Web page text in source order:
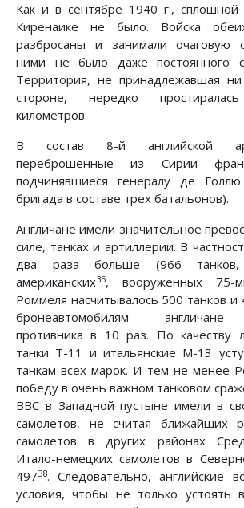
Как и в сентябре 1940 г.,
Киренаике не было. Войска
разбросаны и занимали очаговую
ними не было даже постоянного
Территория, не принадлежавшая
стороне, нередко
километров.
В состав 8-й английской
переброшенные из Сирии
подчинявшиеся генералу де
бригада в составе трех батальонов).
Англичане имели значительное
силе, танках и артиллерии. В
два раза больше (966
американских35, вооруженных 75-
Роммеля насчитывалось 500 танков и
бронеавтомобилям англичане
противника в 10 раз. По качеству
танки Т-11 и итальянские М-13
танкам всех марок. И тем не менее
победу в очень важном танковом
ВВС в Западной пустыне имели в
самолетов, не считая ближайших
самолетов в других районах
Итало-немецких самолетов в
49738. Следовательно, английские
условия, чтобы не только